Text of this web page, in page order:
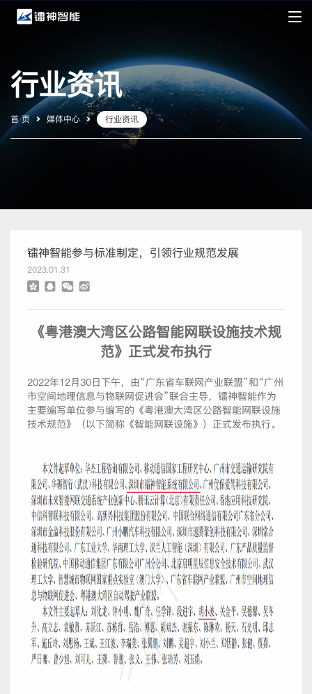
行业资讯
首 页 媒体中心 行业资讯
镭神智能参与标准制定，引领行业规范发展
2023.01.31
《粤港澳大湾区公路智能网联设施技术规
范》正式发布执行
2022年12月30日下午，由“广东省车联网产业联盟”和“广州
市空间地理信息与物联网促进会”联合主导，镭神智能作为
主要编写单位参与编写的《粤港澳大湾区公路智能网联设施
技术规范》（以下简称《智能网联设施》）正式发布执行。